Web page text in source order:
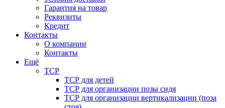
Гарантия на товар
Реквизиты
Кредит
Контакты
О компании
Контакты
Ещё
ТСР
ТСР для детей
ТСР для организации позы сидя
ТСР для организации вертикализации (поза